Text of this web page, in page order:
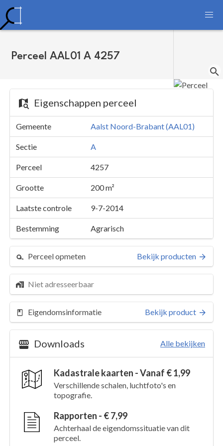
Perceel AAL01 A 4257
Eigenschappen perceel
Gemeente Aalst Noord-Brabant (AAL01)
Sectie A
Perceel 4257
Grootte 200 m²
Laatste controle 9-7-2014
Bestemming Agrarisch
Perceel opmeten Bekijk producten
Niet adresseerbaar
Eigendomsinformatie Bekijk product
Downloads Alle bekijken
Kadastrale kaarten - Vanaf € 1,99
Verschillende schalen, luchtfoto's en
topografie.
Rapporten - € 7,99
Achterhaal de eigendomssituatie van dit
perceel.
Perceel 4257
Kaarten en rapporten